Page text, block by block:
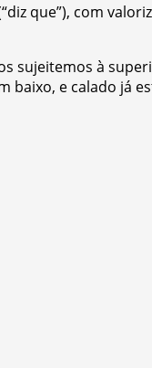
que”), com
sujeitemos à
baixo, e calado já